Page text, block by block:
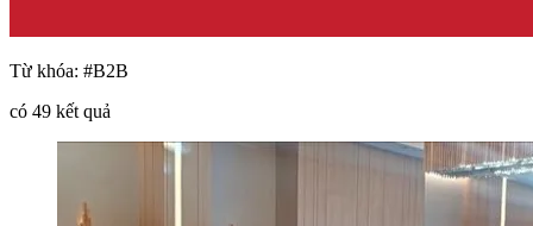
Từ khóa: #B2B
có 49 kết quả